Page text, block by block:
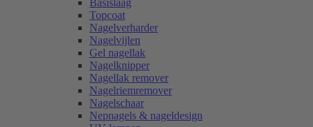
Basislaag
Topcoat
Nagelverharder
Nagelvijlen
Gel nagellak
Nagelknipper
Nagellak remover
Nagelriemremover
Nagelschaar
Nepnagels & nageldesign